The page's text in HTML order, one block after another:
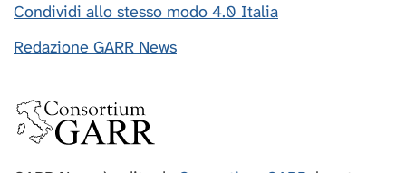
Condividi allo stesso modo 4.0 Italia
Redazione GARR News